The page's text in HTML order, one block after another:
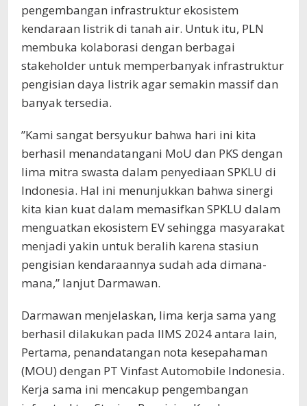
pengembangan infrastruktur ekosistem
kendaraan listrik di tanah air. Untuk itu, PLN
membuka kolaborasi dengan berbagai
stakeholder untuk memperbanyak infrastruktur
pengisian daya listrik agar semakin massif dan
banyak tersedia.
”Kami sangat bersyukur bahwa hari ini kita
berhasil menandatangani MoU dan PKS dengan
lima mitra swasta dalam penyediaan SPKLU di
Indonesia. Hal ini menunjukkan bahwa sinergi
kita kian kuat dalam memasifkan SPKLU dalam
menguatkan ekosistem EV sehingga masyarakat
menjadi yakin untuk beralih karena stasiun
pengisian kendaraannya sudah ada dimana-
mana,” lanjut Darmawan.
Darmawan menjelaskan, lima kerja sama yang
berhasil dilakukan pada IIMS 2024 antara lain,
Pertama, penandatangan nota kesepahaman
(MOU) dengan PT Vinfast Automobile Indonesia.
Kerja sama ini mencakup pengembangan